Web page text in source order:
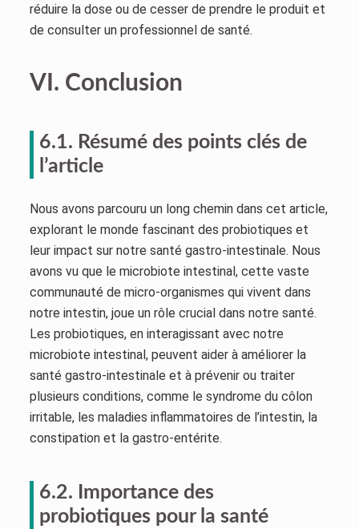
réduire la dose ou de cesser de prendre le produit et
de consulter un professionnel de santé.
VI. Conclusion
6.1. Résumé des points clés de
l’article
Nous avons parcouru un long chemin dans cet article,
explorant le monde fascinant des probiotiques et
leur impact sur notre santé gastro-intestinale. Nous
avons vu que le microbiote intestinal, cette vaste
communauté de micro-organismes qui vivent dans
notre intestin, joue un rôle crucial dans notre santé.
Les probiotiques, en interagissant avec notre
microbiote intestinal, peuvent aider à améliorer la
santé gastro-intestinale et à prévenir ou traiter
plusieurs conditions, comme le syndrome du côlon
irritable, les maladies inflammatoires de l’intestin, la
constipation et la gastro-entérite.
6.2. Importance des
probiotiques pour la santé